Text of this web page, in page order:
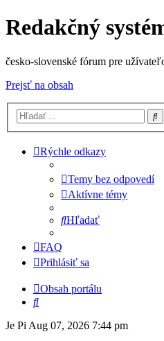
Redakčný
česko-slovenské fórum pre
Prejsť na obsah
Rýchle odkazy
Temy bez odpovedí
Aktívne témy
Hľadať
FAQ
Prihlásiť sa
Obsah portálu
Hľadať
Je Pi Aug 07, 2026 7:44 pm